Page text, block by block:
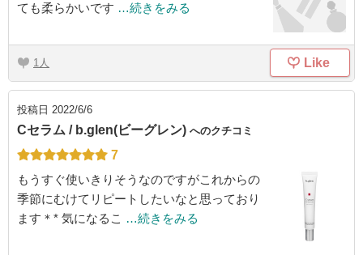
ても柔らかいです …続きをみる
1 Like
投稿日 2022/6/6
Cセラム / b.glen(ビーグレン) へのクチコミ
7
もうすぐ使いきりそうなのですがこれからの
季節にむけてリピートしたいなと思っており
ます＊* 気になるこ …続きをみる